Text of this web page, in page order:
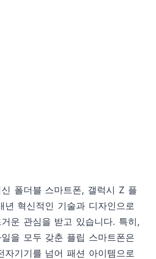
폴더블 스마트폰, 갤럭시 Z 플
년 혁신적인 기술과 디자인으로
운 관심을 받고 있습니다. 특히,
을 모두 갖춘 플립 스마트폰은
자기기를 넘어 패션 아이템으로